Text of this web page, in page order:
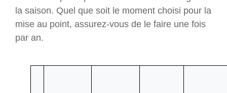
la saison. Quel que soit le moment choisi pour la
mise au point, assurez-vous de le faire une fois
par an.